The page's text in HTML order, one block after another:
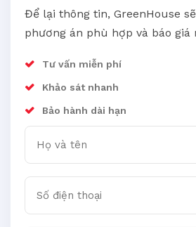
Để lại thông tin, GreenHouse
phương án phù hợp và báo giá
Tư vấn miễn phí
Khảo sát nhanh
Bảo hành dài hạn
Họ và tên
Số điện thoại